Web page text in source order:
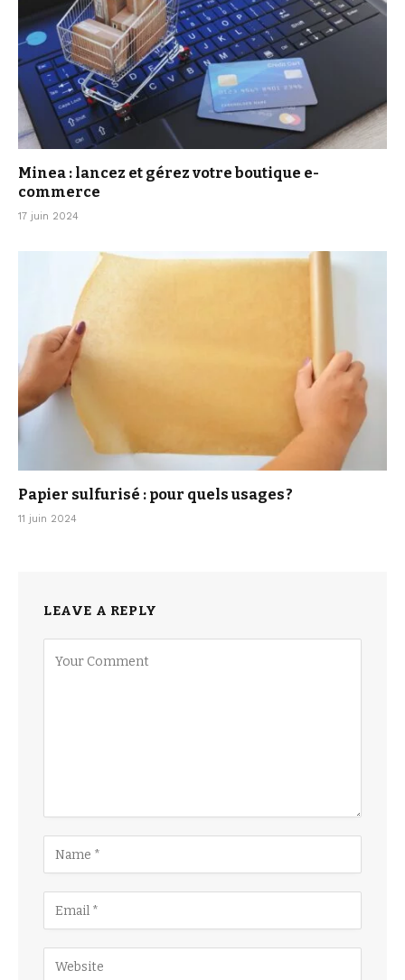
Minea : lancez et gérez votre boutique e-
commerce
17 juin 2024
Papier sulfurisé : pour quels usages ?
11 juin 2024
LEAVE A REPLY